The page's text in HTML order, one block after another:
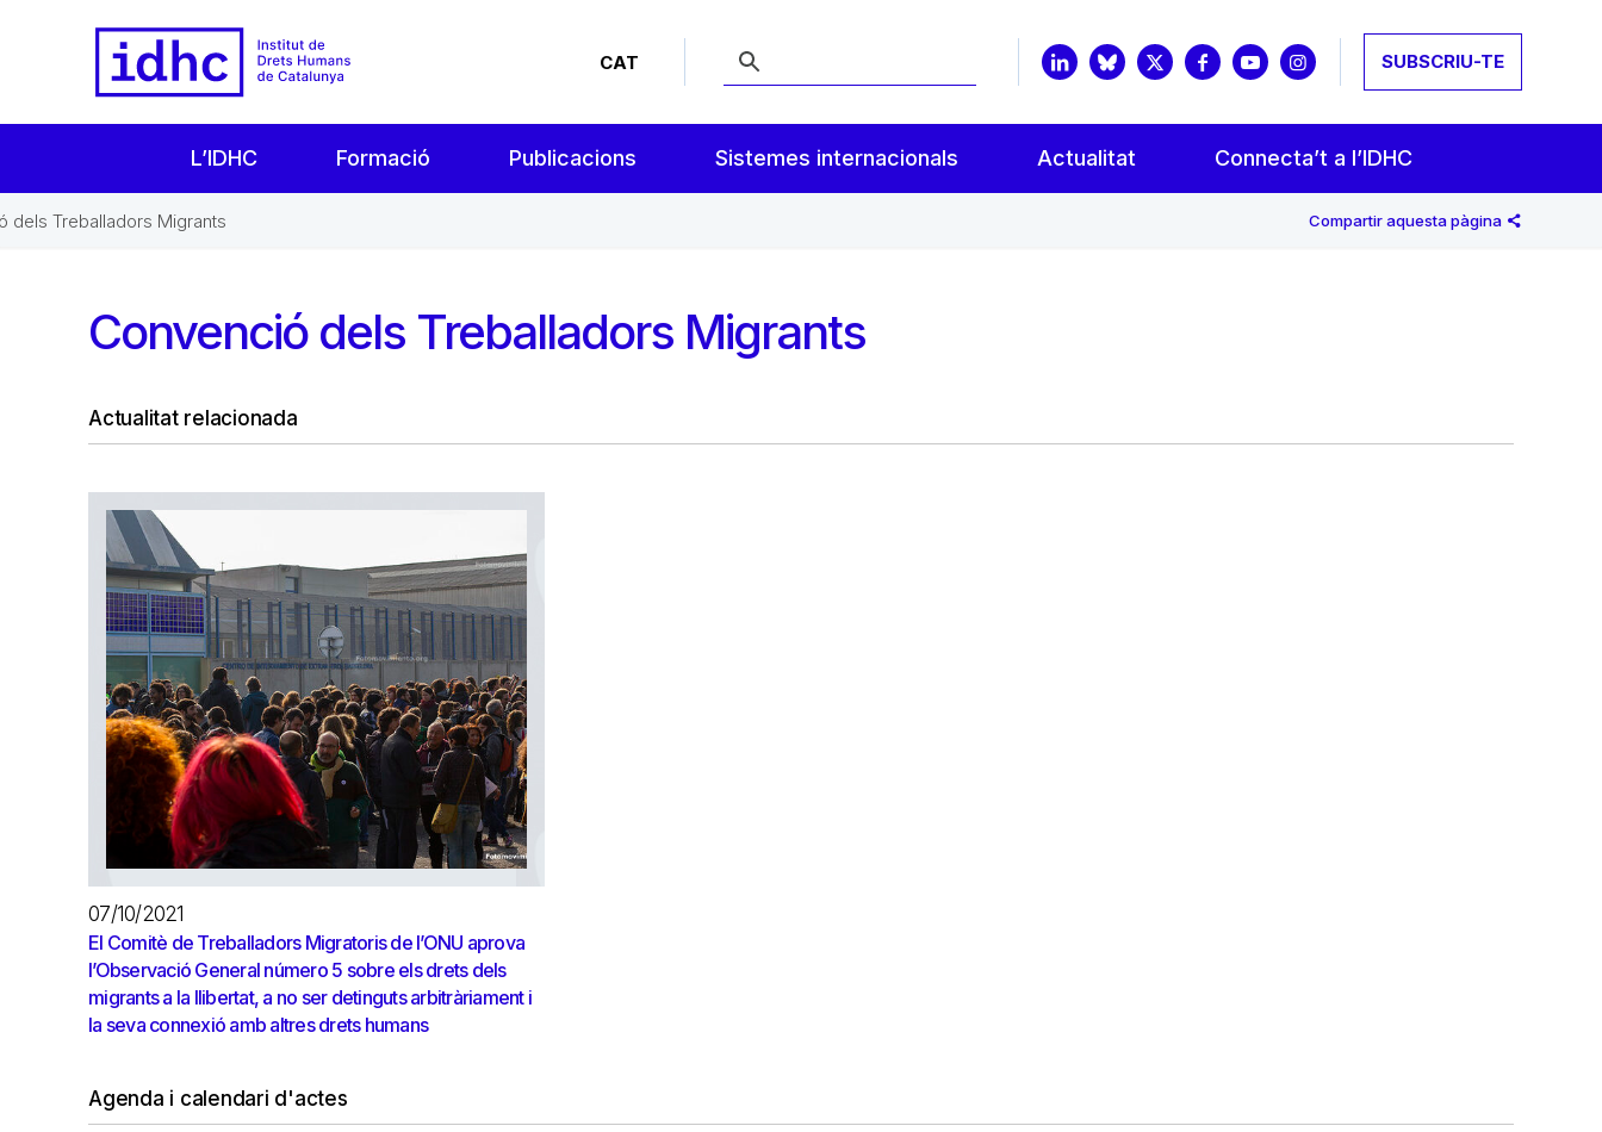
CAT SUBSCRIU-TE
L’IDHC Formació Publicacions Sistemes internacionals Actualitat Connecta’t a l’IDHC
dels Treballadors Migrants Compartir aquesta pàgina
Convenció dels Treballadors Migrants
Actualitat relacionada
07/10/2021
El Comitè de Treballadors Migratoris de l’ONU aprova
l’Observació General número 5 sobre els drets dels
migrants a la llibertat, a no ser detinguts arbitràriament i
la seva connexió amb altres drets humans
Agenda i calendari d'actes